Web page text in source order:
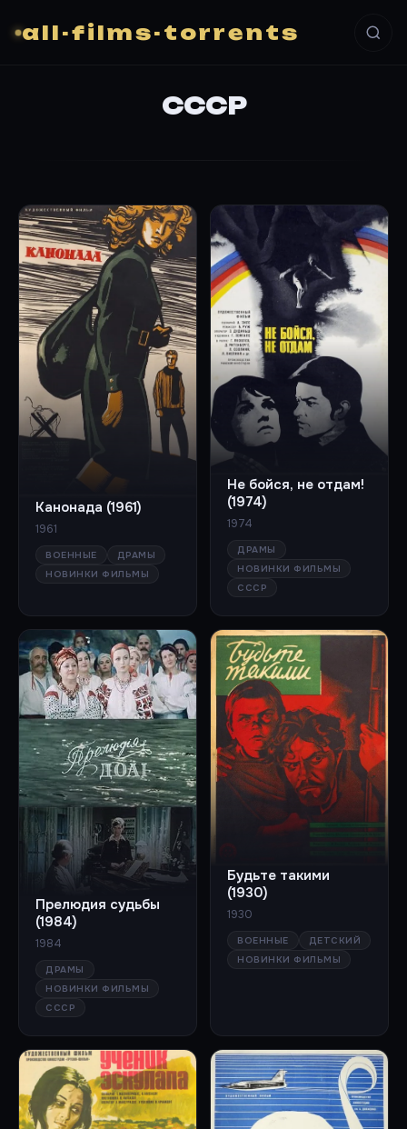
all-films-torrents
СССР
Канонада (1961)
1961
ВОЕННЫЕ
ДРАМЫ
НОВИНКИ ФИЛЬМЫ
Не бойся, не отдам!
(1974)
1974
ДРАМЫ
НОВИНКИ ФИЛЬМЫ
СССР
Прелюдия судьбы
(1984)
1984
ДРАМЫ
НОВИНКИ ФИЛЬМЫ
СССР
Будьте такими
(1930)
1930
ВОЕННЫЕ
ДЕТСКИЙ
НОВИНКИ ФИЛЬМЫ